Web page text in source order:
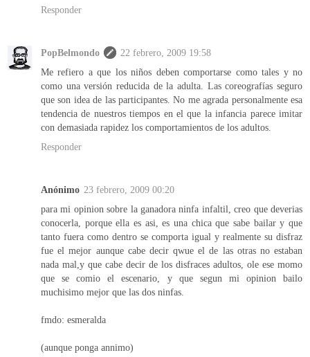
Responder
PopBelmondo
22 febrero, 2009 19:58
Me refiero a que los niños deben comportarse como tales y no
como una versión reducida de la adulta. Las coreografías seguro
que son idea de las participantes. No me agrada personalmente esa
tendencia de nuestros tiempos en el que la infancia parece imitar
con demasiada rapidez los comportamientos de los adultos.
Responder
Anónimo 23 febrero, 2009 00:20
para mi opinion sobre la ganadora ninfa infaltil, creo que deverias
conocerla, porque ella es asi, es una chica que sabe bailar y que
tanto fuera como dentro se comporta igual y realmente su disfraz
fue el mejor aunque cabe decir qwue el de las otras no estaban
nada mal,y que cabe decir de los disfraces adultos, ole ese momo
que se comio el escenario, y que segun mi opinion bailo
muchisimo mejor que las dos ninfas.
fmdo: esmeralda
(aunque ponga annimo)